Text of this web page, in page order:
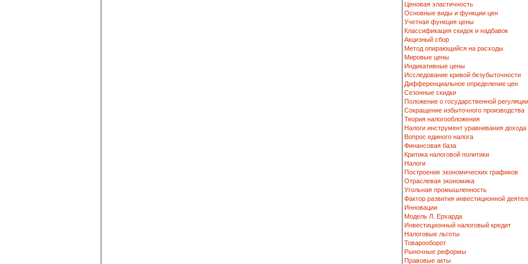
Ценовая эластичность
Основные виды и функции цен
Учетная функция цены
Классификация скидок и надбавок
Акцизный сбор
Метод опирающийся на расходы
Мировые цены
Индикативные цены
Исследование кривой безубыточности
Дифференциальное определение цен
Сезонные скидки
Положение о государственной регуляции
Сокращение избыточного производства
Теория налогообложения
Налоги инструмент уравнивания дохода
Вопрос единого налога
Финансовая база
Критика налоговой политики
Налоги
Построение экономических графиков
Отраслевая экономика
Угольная промышленность
Фактор развития инвестиционной
Инновации
Модель Л. Ерхарда
Инвестиционный налоговый кредит
Налоговые льготы
Товарооборот
Рыночные реформы
Правовые акты